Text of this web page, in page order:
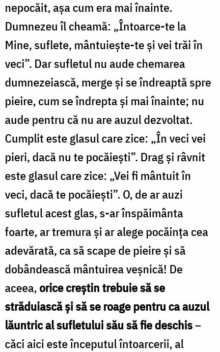
nepocăit, aşa cum era mai înainte.
Dumnezeu îl cheamă: „Întoarce-te la
Mine, suflete, mântuieşte-te şi vei trăi în
veci”. Dar sufletul nu aude chemarea
dumnezeiască, merge şi se îndreaptă spre
pieire, cum se îndrepta şi mai înainte; nu
aude pentru că nu are auzul dezvoltat.
Cumplit este glasul care zice: „În veci vei
pieri, dacă nu te pocăieşti”. Drag şi râvnit
este glasul care zice: „Vei fi mântuit în
veci, dacă te pocăieşti”. O, de ar auzi
sufletul acest glas, s-ar înspăimânta
foarte, ar tremura şi ar alege pocăinţa cea
adevărată, ca să scape de pieire şi să
dobândească mântuirea veşnică! De
aceea,orice creştin trebuie să se
străduiască şi să se roage pentru ca auzul
lăuntric al sufletului său să fie deschis–
căci aici este începutul întoarcerii, al